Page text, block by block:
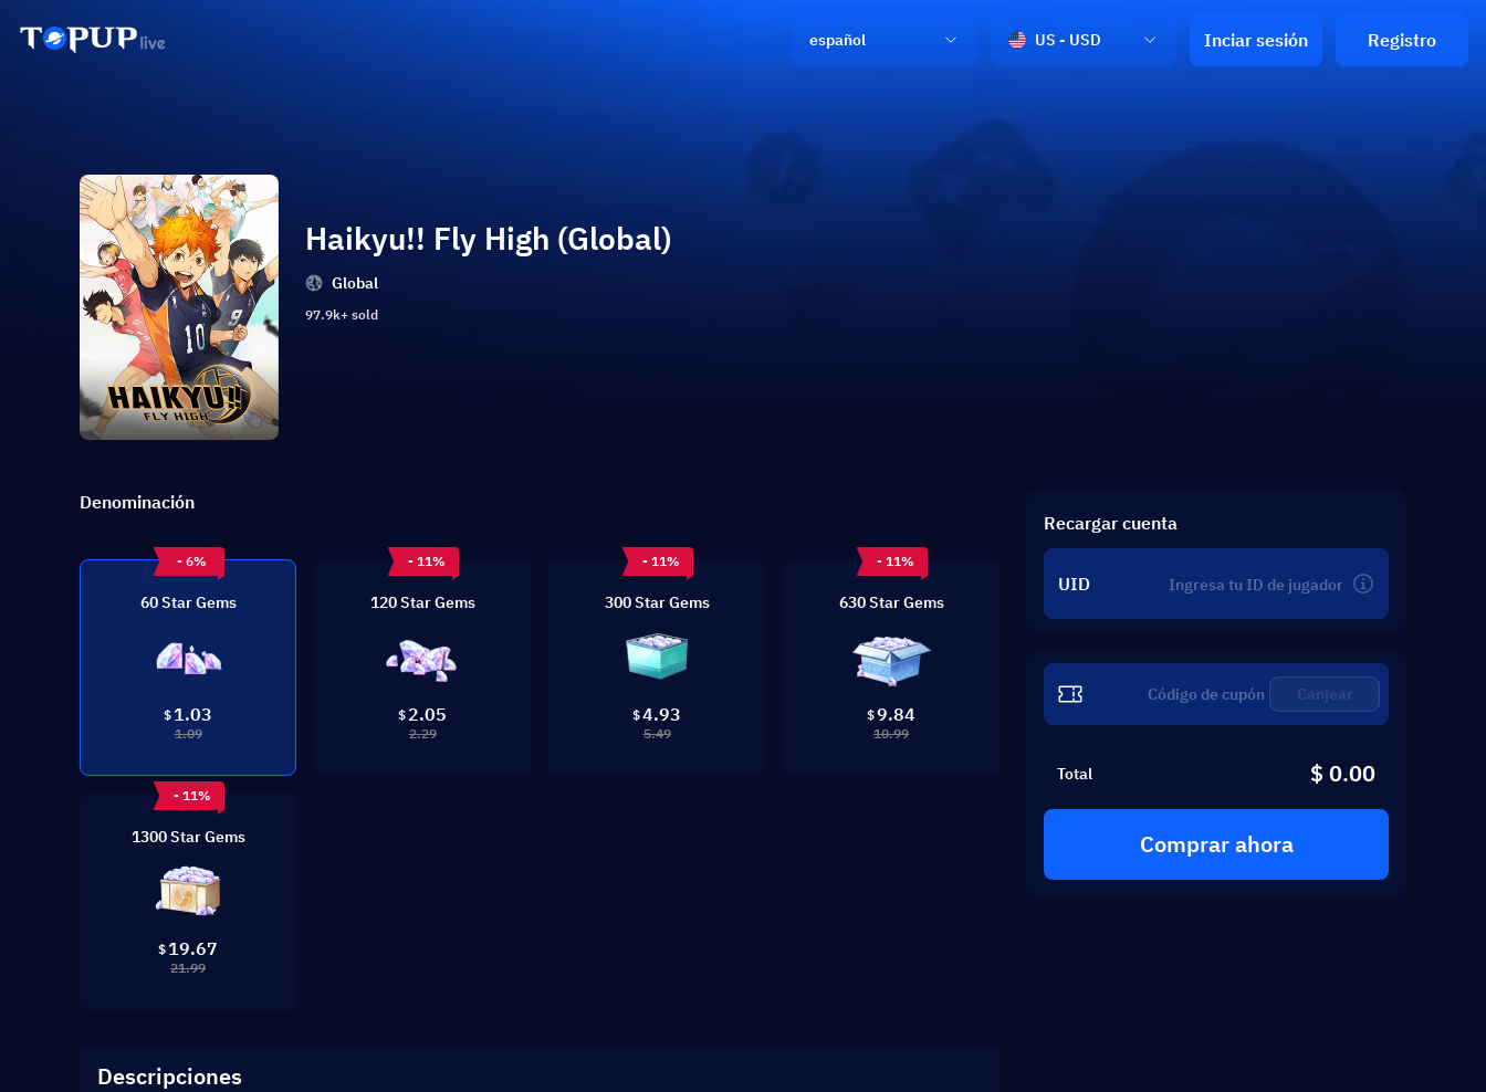
español US - USD Inciar sesión Registro
Haikyu!! Fly High (Global)
Global
97.9k+ sold
Denominación
- 6%
60 Star Gems
$ 1.03
1.09
- 11%
120 Star Gems
$ 2.05
2.29
- 11%
300 Star Gems
$4.93
5.49
- 11%
630 Star Gems
$9.84
10.99
- 11%
1300 Star Gems
$ 19.67
21.99
Descripciones
Recargar cuenta
UID
Canjear
Total $ 0.00
Comprar ahora